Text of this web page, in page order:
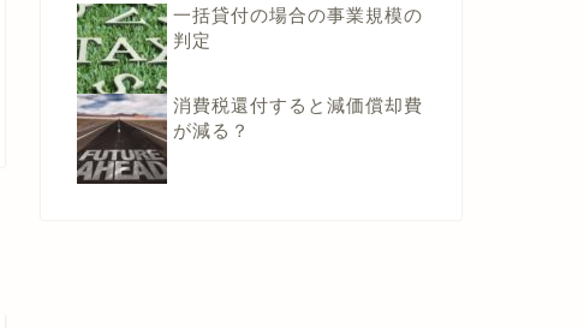
一括貸付の場合の事業規模の
判定
消費税還付すると減価償却費
が減る？